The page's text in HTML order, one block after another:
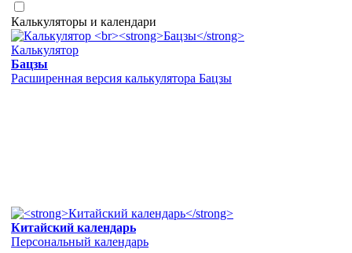
Калькуляторы и календари
Калькулятор
Бацзы
Расширенная версия калькулятора Бацзы
Китайский календарь
Персональный календарь